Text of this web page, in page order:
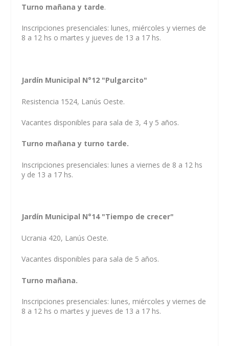
Turno mañana y tarde.
Inscripciones presenciales: lunes, miércoles y viernes de
8 a 12 hs o martes y jueves de 13 a 17 hs.
Jardín Municipal N°12 "Pulgarcito"
Resistencia 1524, Lanús Oeste.
Vacantes disponibles para sala de 3, 4 y 5 años.
Turno mañana y turno tarde.
Inscripciones presenciales: lunes a viernes de 8 a 12 hs
y de 13 a 17 hs.
Jardín Municipal N°14 "Tiempo de crecer"
Ucrania 420, Lanús Oeste.
Vacantes disponibles para sala de 5 años.
Turno mañana.
Inscripciones presenciales: lunes, miércoles y viernes de
8 a 12 hs o martes y jueves de 13 a 17 hs.